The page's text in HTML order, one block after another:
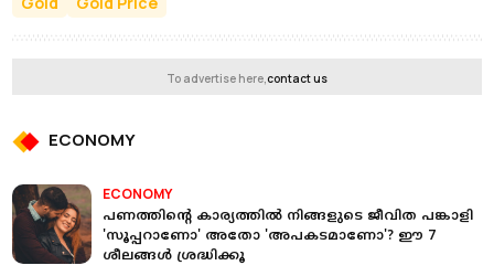
To advertise here,contact us
ECONOMY
ECONOMY
പണത്തിന്റെ കാര്യത്തിൽ നിങ്ങളുടെ ജീവിത പങ്കാളി
'സൂപ്പറാണോ' അതോ 'അപകടമാണോ'? ഈ 7
ശീലങ്ങൾ ശ്രദ്ധിക്കൂ